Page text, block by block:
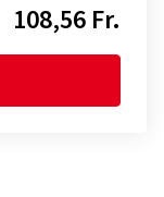
108,56 Fr.